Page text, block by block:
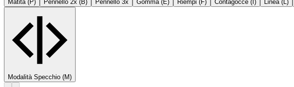
Matita (P) Pennello 2x (B) Pennello 3x Gomma (E) Riempi (F) Contagocce ( ) Linea (L)
Modalità Specchio (M)